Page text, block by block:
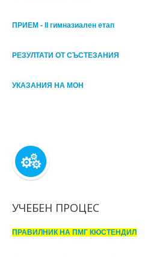
ПРИЕМ - II гимназиален етап
РЕЗУЛТАТИ ОТ СЪСТЕЗАНИЯ
УКАЗАНИЯ НА МОН
УЧЕБЕН ПРОЦЕС
ПРАВИЛНИК НА ПМГ КЮСТЕНДИЛ